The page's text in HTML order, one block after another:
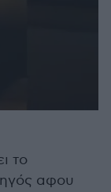
το
αφου